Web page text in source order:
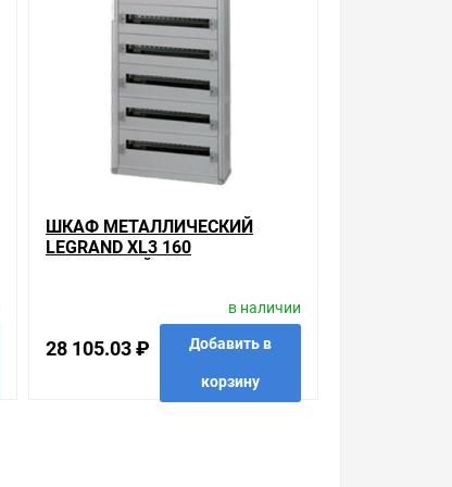
ШКАФ МЕТАЛЛИЧЕСКИЙ
LEGRAND XL3 160
28 105.03 ₽
в наличии
Добавить в
корзину